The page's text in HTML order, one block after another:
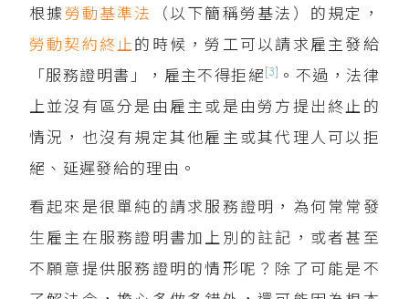
根據勞動基準法
（以下簡稱勞基法）的規定，
勞動契約終止的時候，勞工可以請求雇主發給
「服務證明書」，雇主不得拒絕[3] 。不過，法律
上並沒有區分是由雇主或是由勞方提出終止的
情況，也沒有規定其他雇主或其代理人可以拒
絕、延遲發給的理由。
看起來是很單純的請求服務證明，為何常常發
生雇主在服務證明書加上別的註記，或者甚至
不願意提供服務證明的情形呢？除了可能是不